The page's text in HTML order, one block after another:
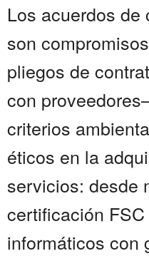
Los acuerdos de
son
pliegos de
con
criterios
éticos en la
servicios: desde
certificación
informáticos con